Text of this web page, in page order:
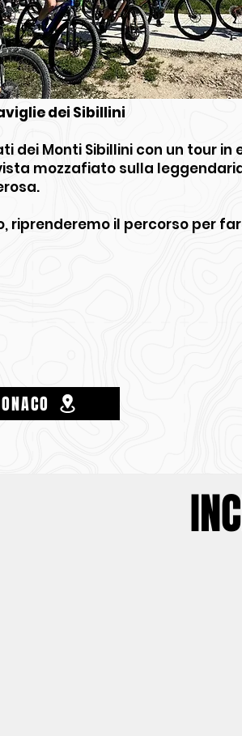
dei Sibillini
dei Monti Sibillini con un tour in
mozzafiato sulla
riprenderemo il percorso per